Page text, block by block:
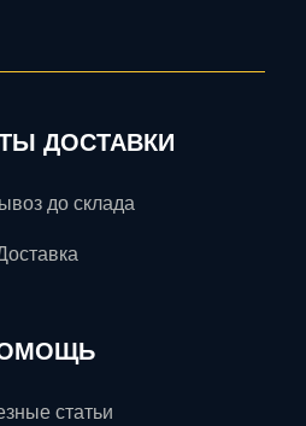
статьи
ДОСТАВКИ
до склада